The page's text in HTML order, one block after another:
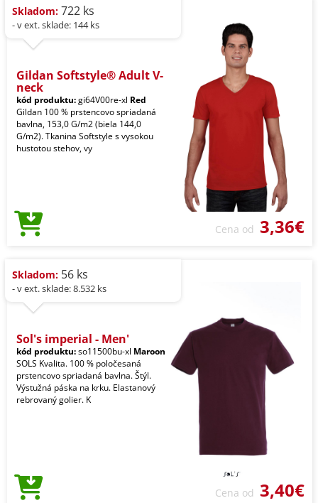
Skladom: 722 ks
- v ext. sklade: 144 ks
Gildan Softstyle® Adult V-
neck
kód produktu:gi64V00re-xl Red
Gildan 100 % prstencovo spriadaná
bavlna, 153,0 G/m2 (biela 144,0
G/m2). Tkanina Softstyle s vysokou
hustotou stehov, vy
Cena od 3,36€
Skladom: 56 ks
- v ext. sklade: 8.532 ks
Sol's imperial - Men'
kód produktu:so11500bu-xl Maroon
SOLS Kvalita. 100 % poločesaná
prstencovo spriadaná bavlna. Štýl.
Výstužná páska na krku. Elastanový
rebrovaný golier. K
Cena od 3,40€